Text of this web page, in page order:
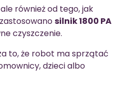
również od tego, jak
zastosowanosilnik 1800 PA
czyszczenie.
to, że robot ma sprzątać
dzieci albo